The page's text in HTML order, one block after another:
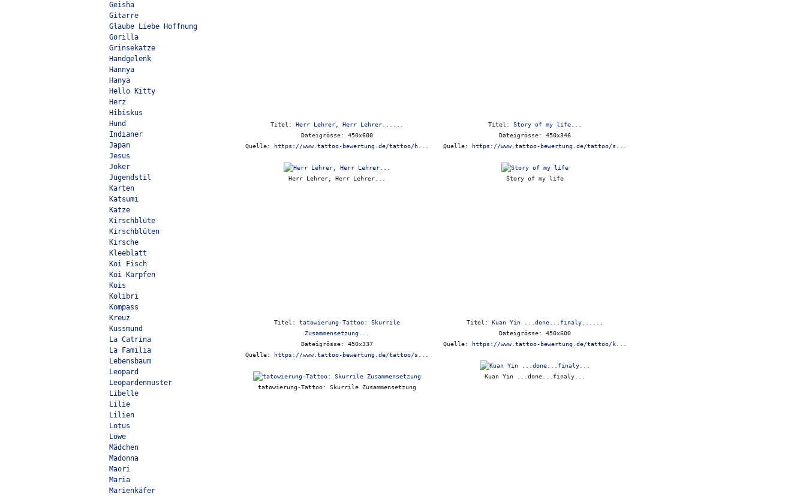
Geisha
Gitarre
Glaube Liebe Hoffnung
Gorilla
Grinsekatze
Handgelenk
Hannya
Hanya
Hello Kitty
Herz
Hibiskus
Hund
Indianer
Japan
Jesus
Joker
Jugendstil
Karten
Katsumi
Katze
Kirschblüte
Kirschblüten
Kirsche
Kleeblatt
Koi Fisch
Koi Karpfen
Kois
Kolibri
Kompass
Kreuz
Kussmund
La Catrina
La Familia
Lebensbaum
Leopard
Leopardenmuster
Libelle
Lilie
Lilien
Lotus
Löwe
Mädchen
Madonna
Maori
Maria
Marienkäfer
Titel: Herr Lehrer, Herr Lehrer......
Dateigrösse: 450x600
Quelle: https://www.tattoo-bewertung.de/tattoo/h...
Herr Lehrer, Herr Lehrer...
Titel: Story of my life...
Dateigrösse: 450x346
Quelle: https://www.tattoo-bewertung.de/tattoo/s...
Story of my life
Titel: tatowierung-Tattoo: Skurrile
Zusammensetzung...
Dateigrösse: 450x337
Quelle: https://www.tattoo-bewertung.de/tattoo/s...
tatowierung-Tattoo: Skurrile Zusammensetzung
Titel: Kuan Yin ...done...finaly......
Dateigrösse: 450x600
Quelle: https://www.tattoo-bewertung.de/tattoo/k...
Kuan Yin ...done...finaly...